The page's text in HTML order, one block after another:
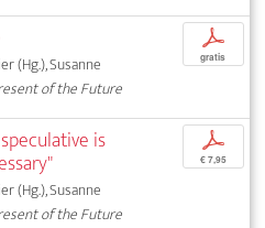
(Hg.), Susanne
of the Future
p
gratis
is
(Hg.), Susanne
of the Future
p
€ 7,95